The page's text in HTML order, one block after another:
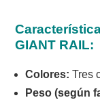
GIANT RAIL:
Colores: Tres
Peso (según